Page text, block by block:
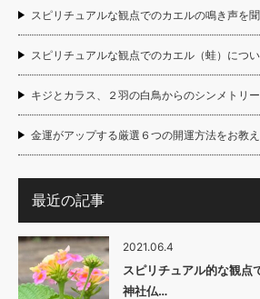
スピリチュアルな観点でのカエルの鳴き声を
スピリチュアルな観点でのカエル（蛙）につ
キジとカラス、２羽の白鳥からのシンメトリ
金運がアップする厳選６つの開運方法をお教え
最近の記事
2021.06.4
スピリチュアル的な観点
神社仏…